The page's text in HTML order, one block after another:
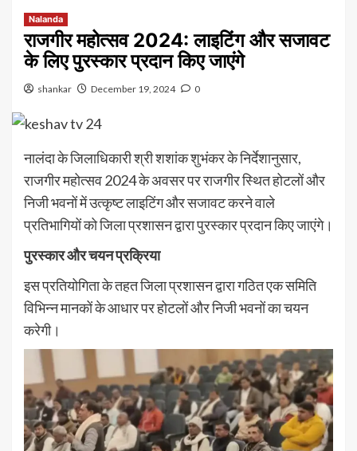
Nalanda
राजगीर महोत्सव 2024: लाइटिंग और सजावट
के लिए पुरस्कार प्रदान किए जाएंगे
shankar December 19, 2024 0
नालंदा के जिलाधिकारी श्री शशांक शुभंकर के निर्देशानुसार,
राजगीर महोत्सव 2024 के अवसर पर राजगीर स्थित होटलों और
निजी भवनों में उत्कृष्ट लाइटिंग और सजावट करने वाले
प्रतिभागियों को जिला प्रशासन द्वारा पुरस्कार प्रदान किए जाएंगे।
पुरस्कार और चयन प्रक्रिया
इस प्रतियोगिता के तहत जिला प्रशासन द्वारा गठित एक समिति
विभिन्न मानकों के आधार पर होटलों और निजी भवनों का चयन
करेगी।